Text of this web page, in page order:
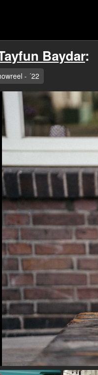
Baydar:
- ´22